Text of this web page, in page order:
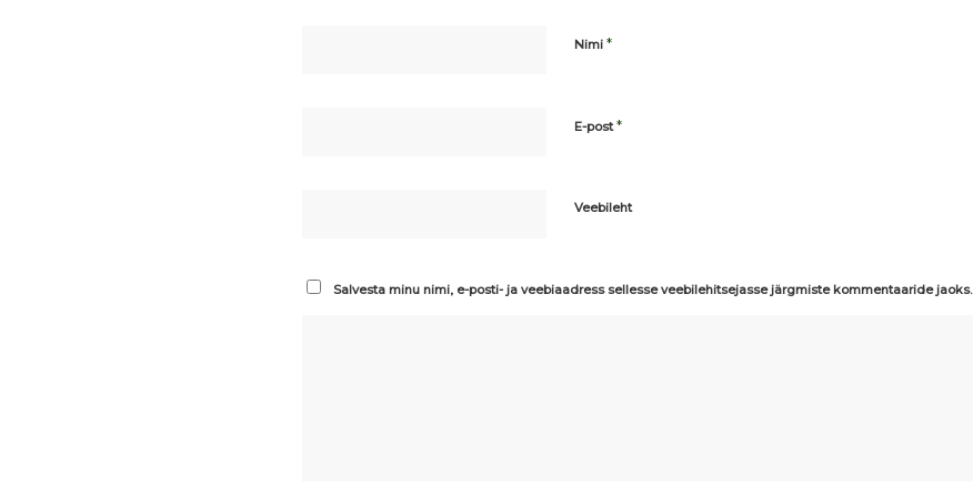
Nimi *
E-post*
Veebileht
Salvesta minu nimi, e-posti- ja veebiaadress sellesse veebilehitsejasse järgmiste kommentaaride jaoks.